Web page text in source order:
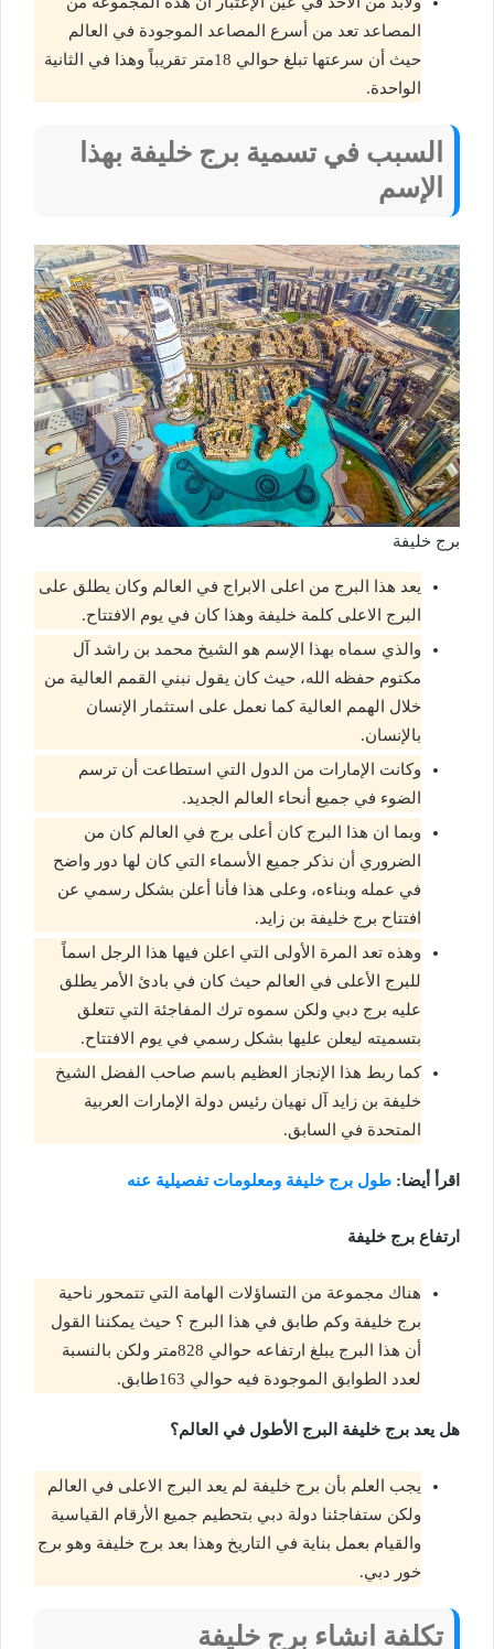
المصاعد تعد من أسرع المصاعد الموجودة في العالم
حيث أن سرعتها تبلغ حوالي 18متر تقريباً وهذا في الثانية
الواحدة.
السبب في تسمية برج خليفة بهذا
الإسم
برج خليفة
يعد هذا البرج من اعلى الابراج في العالم وكان يطلق على
البرج الاعلى كلمة خليفة وهذا كان في يوم الافتتاح.
والذي سماه بهذا الإسم هو الشيخ محمد بن راشد آل
مكتوم حفظه الله، حيث كان يقول نبني القمم العالية من
خلال الهمم العالية كما نعمل على استثمار الإنسان
بالإنسان.
وكانت الإمارات من الدول التي استطاعت أن ترسم
الضوء في جميع أنحاء العالم الجديد.
وبما ان هذا البرج كان أعلى برج في العالم كان من
الضروري أن نذكر جميع الأسماء التي كان لها دور واضح
في عمله وبناءه، وعلى هذا فأنا أعلن بشكل رسمي عن
افتتاح برج خليفة بن زايد.
وهذه تعد المرة الأولى التي اعلن فيها هذا الرجل اسماً
للبرج الأعلى في العالم حيث كان في بادئ الأمر يطلق
عليه برج دبي ولكن سموه ترك المفاجئة التي تتعلق
بتسميته ليعلن عليها بشكل رسمي في يوم الافتتاح.
كما ربط هذا الإنجاز العظيم باسم صاحب الفضل الشيخ
خليفة بن زايد آل نهيان رئيس دولة الإمارات العربية
المتحدة في السابق.
اقرأ أيضا: طول برج خليفة ومعلومات تفصيلية عنه
ارتفاع برج خليفة
هناك مجموعة من التساؤلات الهامة التي تتمحور ناحية
برج خليفة وكم طابق في هذا البرج ؟ حيث يمكننا القول
أن هذا البرج يبلغ ارتفاعه حوالي 828متر ولكن بالنسبة
لعدد الطوابق الموجودة فيه حوالي 163طابق.
هل يعد برج خليفة البرج الأطول في العالم؟
يجب العلم بأن برج خليفة لم يعد البرج الاعلى في العالم
ولكن ستفاجئنا دولة دبي بتحطيم جميع الأرقام القياسية
والقيام بعمل بناية في التاريخ وهذا بعد برج خليفة وهو برج
خور دبي.
تكلفة انشاء برج خليفة